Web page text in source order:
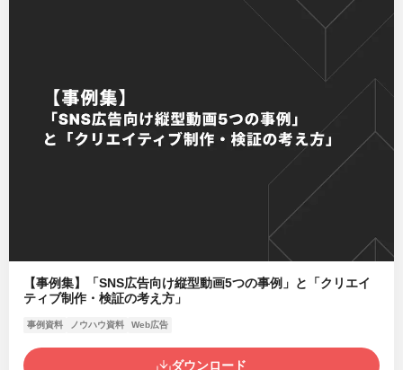
【事例集】「SNS広告向け縦型動画5つの事例」と「クリエイ
ティブ制作・検証の考え方」
事例資料 ノウハウ資料 Web広告
ダウンロード